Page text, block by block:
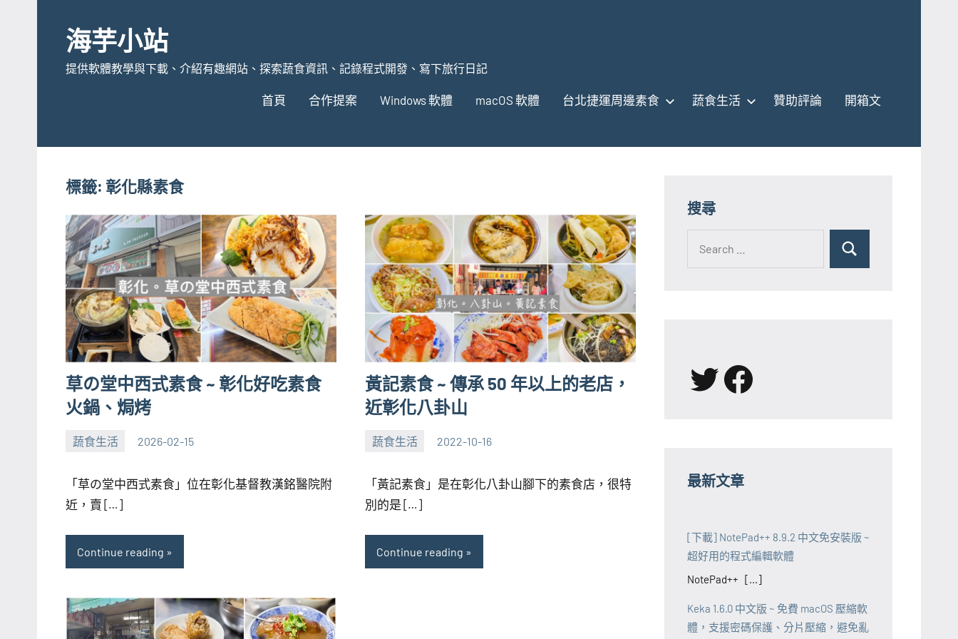
content海芋小站
提供軟體教學與下載、介紹有趣網站、探索蔬食資訊、記錄程式開發、寫下旅行日記
首頁 合作提案 Windows 軟體 macOS 軟體 台北捷運周邊素食 蔬食生活 贊助評論 開箱文
標籤: 彰化縣素食
草の堂中西式素食 ~ 彰化好吃素食
火鍋、焗烤
蔬食生活 2026-02-15
張
芋
No
「草の堂中西式素食」位在彰化基督教漢銘醫院附
近，賣 […]
Continue reading
黃記素食 ~ 傳承 50 年以上的老店，
近彰化八卦山
蔬食生活 2022-10-16
張
芋
No
「黃記素食」是在彰化八卦山腳下的素食店，很特
別的是 […]
Continue reading
搜尋
for:
Search
X Facebook
最新文章
[下載] NotePad++ 8.9.2 中文免安裝版 ~
超好用的程式編輯軟體
NotePad++ [...]
Keka 1.6.0 中文版 ~ 免費 macOS 壓縮軟
體，支援密碼保護、分片壓縮，避免亂